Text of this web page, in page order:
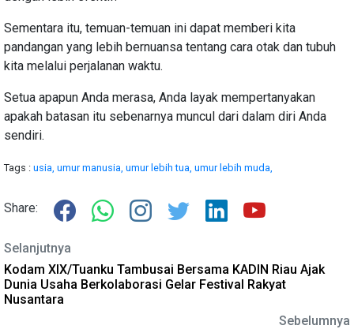
Sementara itu, temuan-temuan ini dapat memberi kita
pandangan yang lebih bernuansa tentang cara otak dan tubuh
kita melalui perjalanan waktu.
Setua apapun Anda merasa, Anda layak mempertanyakan
apakah batasan itu sebenarnya muncul dari dalam diri Anda
sendiri.
Tags : usia, umur manusia, umur lebih tua, umur lebih muda,
Share:
Selanjutnya
Kodam XIX/Tuanku Tambusai Bersama KADIN Riau Ajak
Dunia Usaha Berkolaborasi Gelar Festival Rakyat
Nusantara
Sebelumnya